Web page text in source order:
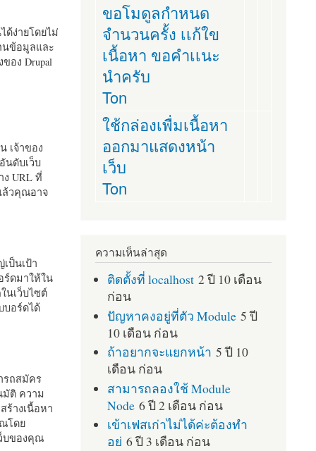
ด้ง่ายโดยไม่
นข้อมูลและ
อง Drupal
เจ้าของ
นดับเว็บ
URL ที่
ล้วคุณอาจ
ป็นเป้า
ร์ดมาให้ใน
นเว็บไซต์
บอร์ดได้
รถสมัคร
มัติ ความ
ร้างเนื้อหา
ณโดย
บของคุณ
ขอโมดูลกำหนด
จำนวนครั้ง เเก้ใข
เนื้อหา ขอคำเเนะ
นำครับ
Ton
ใช้กล่องเพื่มเนื้อหา
ออกมาแสดงหน้า
เว็บ
Ton
ความเห็นล่าสุด
ติดตั้งที่ localhost 2 ปี 10 เดือน
ก่อน
ปัญหาคงอยู่ที่ตัว Module 5 ปี
10 เดือน ก่อน
ถ้าอยากจะแยกหน้า 5 ปี 10
เดือน ก่อน
สามารถลองใช้ Module
Node 6 ปี 2 เดือน ก่อน
เข้าเฟสเก่าไม่ได้ค่ะต้องทำ
อย่ 6 ปี 3 เดือน ก่อน